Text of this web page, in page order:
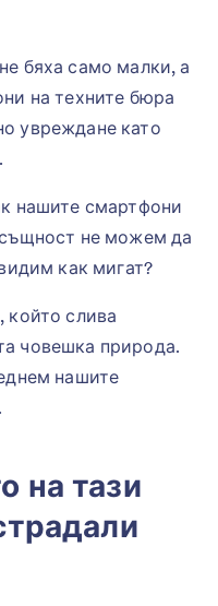
бяха само малки, а
на техните бюра
увреждане като
нашите смартфони
не можем да
как мигат?
който слива
човешка природа.
нашите
на тази